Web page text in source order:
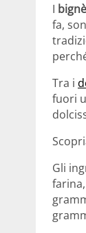
I
fa,
Tra i
fuori
Gli